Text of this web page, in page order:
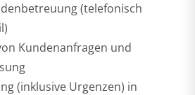
(telefonisch
Kundenanfragen und
(inklusive Urgenzen) in